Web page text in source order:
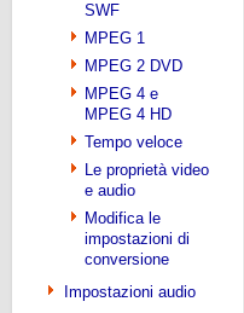
SWF
MPEG 1
MPEG 2 DVD
MPEG 4 e
MPEG 4 HD
Tempo veloce
Le proprietà video
e audio
Modifica le
impostazioni di
conversione
Impostazioni audio